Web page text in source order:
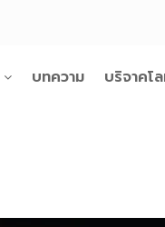
บทความ บริจาคโ